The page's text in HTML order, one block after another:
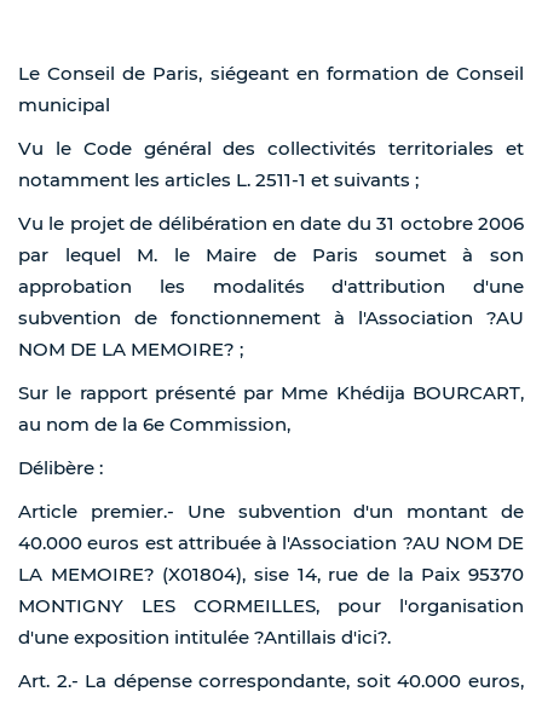
Le Conseil de Paris, siégeant en formation de Conseil
municipal
Vu le Code général des collectivités territoriales et
notamment les articles L. 2511-1 et suivants ;
Vu le projet de délibération en date du 31 octobre 2006
par lequel M. le Maire de Paris soumet à son
approbation les modalités d'attribution d'une
subvention de fonctionnement à l'Association ?AU
NOM DE LA MEMOIRE? ;
Sur le rapport présenté par Mme Khédija BOURCART,
au nom de la 6e Commission,
Délibère :
Article premier.- Une subvention d'un montant de
40.000 euros est attribuée à l'Association ?AU NOM DE
LA MEMOIRE? (X01804), sise 14, rue de la Paix 95370
MONTIGNY LES CORMEILLES, pour l'organisation
d'une exposition intitulée ?Antillais d'ici?.
Art. 2.- La dépense correspondante, soit 40.000 euros,